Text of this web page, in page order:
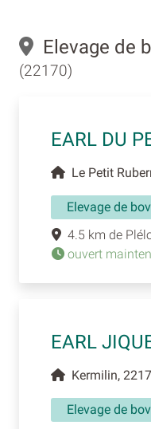
Elevage de
(22170)
EARL DU
Le Petit
Elevage de
4.5 km de
ouvert
EARL
Kermilin,
Elevage de